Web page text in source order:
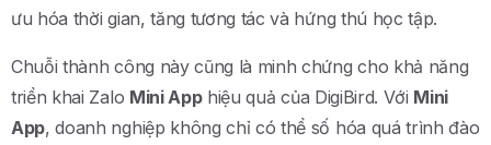
ưu hóa thời gian, tăng tương tác và hứng thú học tập.
Chuỗi thành công này cũng là minh chứng cho khả năng
triển khai Zalo Mini Apphiệu quả của DigiBird. Với Mini
App, doanh nghiệp không chỉ có thể số hóa quá trình đào